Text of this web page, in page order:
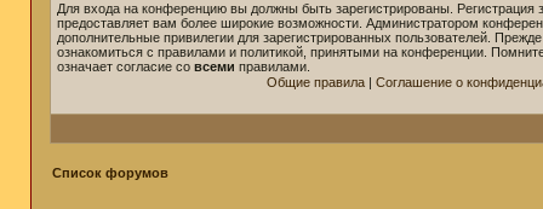
Для входа на конференцию вы должны быть зарегистрированы. Регистрация
предоставляет вам более широкие возможности. Администратором
дополнительные привилегии для зарегистрированных пользователей.
ознакомиться с правилами и политикой, принятыми на конференции.
означает согласие со всеми правилами.
Общие правила| Соглашение о
Список форумов